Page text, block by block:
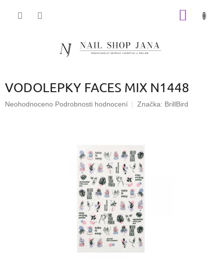
VODOLEPKY FACES MIX N1448
Průměrné
Neohodnoceno Podrobnosti hodnocení Značka: BrillBird